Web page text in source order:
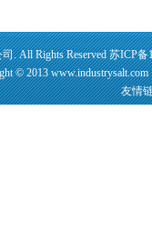
. All Rights Reserved苏ICP备
© 2013
友情